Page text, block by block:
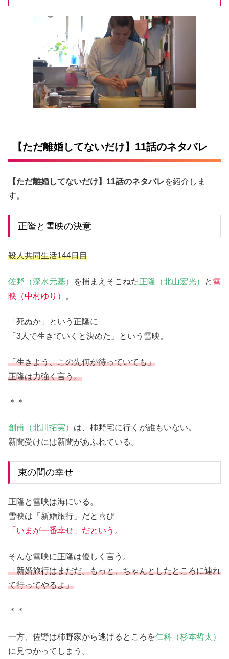
【ただ離婚してないだけ】11話のネタバレ
【ただ離婚してないだけ】11話のネタバレを紹介しま
す。
正隆と雪映の決意
殺人共同生活144日目
佐野（深水元基） を捕まえそこねた正隆（北山宏光） と 雪
映（中村ゆり）
。
「死ぬか」という正隆に
「3人で生きていくと決めた」という雪映。
「生きよう、この先何が待っていても」
正隆は力強く言う。
＊＊
創甫（北川拓実） は、柿野宅に行くが誰もいない。
新聞受けには新聞があふれている。
束の間の幸せ
正隆と雪映は海にいる。
雪映は「新婚旅行」だと喜び
「いまが一番幸せ」だという。
そんな雪映に正隆は優しく言う。
「新婚旅行はまだだ。もっと、ちゃんとしたところに連れ
て行ってやるよ」
＊＊
一方、佐野は柿野家から逃げるところを仁科（杉本哲太）
に見つかってしまう。